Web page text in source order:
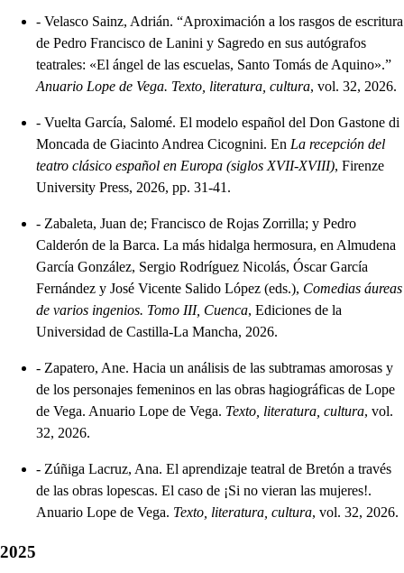
- Velasco Sainz, Adrián. “Aproximación a los rasgos de escritura
de Pedro Francisco de Lanini y Sagredo en sus autógrafos
teatrales: «El ángel de las escuelas, Santo Tomás de Aquino».”
Anuario Lope de Vega. Texto, literatura, cultura, vol. 32, 2026.
- Vuelta García, Salomé. El modelo español del Don Gastone di
Moncada de Giacinto Andrea Cicognini. En La recepción del
teatro clásico español en Europa (siglos XVII-XVIII), Firenze
University Press, 2026, pp. 31-41.
- Zabaleta, Juan de; Francisco de Rojas Zorrilla; y Pedro
Calderón de la Barca. La más hidalga hermosura, en Almudena
García González, Sergio Rodríguez Nicolás, Óscar García
Fernández y José Vicente Salido López (eds.), Comedias áureas
de varios ingenios. Tomo III, Cuenca, Ediciones de la
Universidad de Castilla-La Mancha, 2026.
- Zapatero, Ane. Hacia un análisis de las subtramas amorosas y
de los personajes femeninos en las obras hagiográficas de Lope
de Vega. Anuario Lope de Vega. Texto, literatura, cultura, vol.
32, 2026.
- Zúñiga Lacruz, Ana. El aprendizaje teatral de Bretón a través
de las obras lopescas. El caso de ¡Si no vieran las mujeres!.
Anuario Lope de Vega. Texto, literatura, cultura, vol. 32, 2026.
2025